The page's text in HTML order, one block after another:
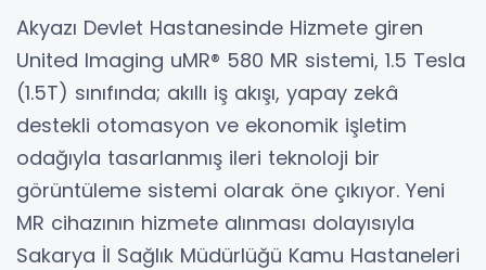
Akyazı Devlet Hastanesinde Hizmete giren
United Imaging uMR® 580 MR sistemi, 1.5 Tesla
(1.5T) sınıfında; akıllı iş akışı, yapay zekâ
destekli otomasyon ve ekonomik işletim
odağıyla tasarlanmış ileri teknoloji bir
görüntüleme sistemi olarak öne çıkıyor. Yeni
MR cihazının hizmete alınması dolayısıyla
Sakarya İl Sağlık Müdürlüğü Kamu Hastaneleri